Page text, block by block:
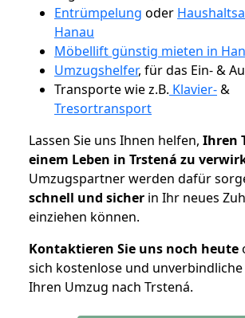
Entrümpelung oder
Hanau
Möbellift günstig mieten in
Umzugshelfer, für das Ein- &
Transporte wie z.B. Klavier-&
Tresortransport
Lassen Sie uns Ihnen helfen, Ihren
einem Leben in Trstená zu
Umzugspartner werden dafür
schnell und sicher in Ihr neues
einziehen können.
Kontaktieren Sie uns noch heute
sich kostenlose und
Ihren Umzug nach Trstená.